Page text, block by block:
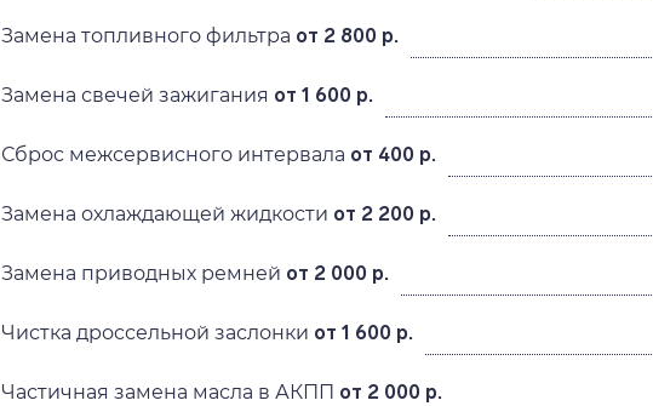
Замена топливного фильтра от 2 800 р.
Замена свечей зажигания от 1 600 р.
Сброс межсервисного интервала от 400 р.
Замена охлаждающей жидкости от 2 200 р.
Замена приводных ремней от 2 000 р.
Чистка дроссельной заслонки от 1 600 р.
Частичная замена масла в АКПП от 2 000 р.